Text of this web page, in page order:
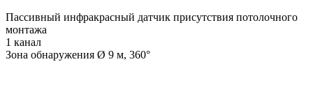
Пассивный инфракрасный датчик присутствия потолочного
монтажа
1 канал
Зона обнаружения Ø 9 м, 360°